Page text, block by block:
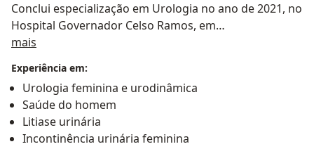
Conclui especialização em Urologia no ano de 2021, no
Hospital Governador Celso Ramos, em
Florianópolis/SC.
Retornei ao RS no ano de 2021, quando fiz parte de
um programa de Fellowship no Hospital de Clínicas de
Porto Alegre, onde busquei mais conhecimento na
área de disfunções miccionais e urologia feminina.
Atendo Urologia Geral, incluindo litíase, urooncologia,
mais
Experiência em:
Urologia feminina e urodinâmica
Saúde do homem
Litiase urinária
Incontinência urinária feminina